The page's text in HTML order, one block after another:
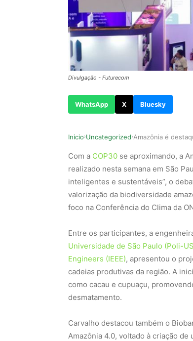
Divulgação - Futurecom
WhatsApp X Bluesky
Inicio›Uncategorized›
Com a COP30 se aproximando, a
realizado nesta semana em São
inteligentes e sustentáveis”, o
valorização da biodiversidade
foco na Conferência do Clima da
Entre os participantes, a
Universidade de São Paulo (Poli-
Engineers (IEEE), apresentou o
cadeias produtivas da região. A
como cacau e cupuaçu,
desmatamento.
Carvalho destacou também o
Amazônia 4.0, voltado à criação